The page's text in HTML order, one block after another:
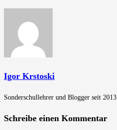
Igor Krstoski
Sonderschullehrer und Blogger seit 2013
Schreibe einen Kommentar